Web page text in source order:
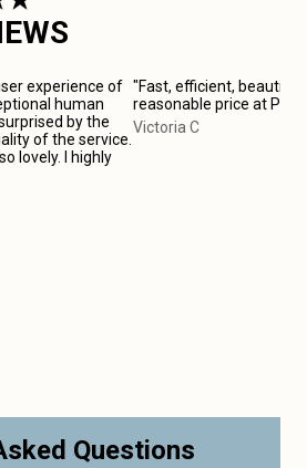
experience of
human
by the
of the service.
lovely. I highly
"Fast, efficient, beautiful
reasonable price at
Victoria C
Questions